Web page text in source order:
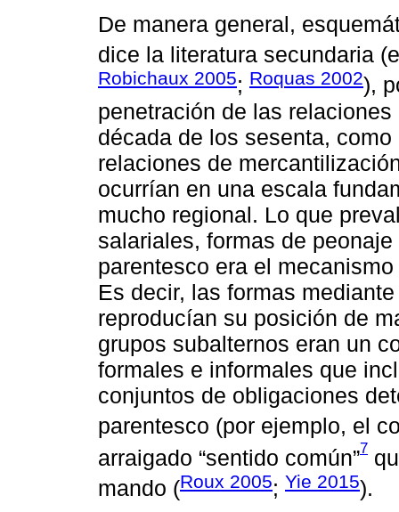
De manera general,
dice la literatura secundaria
Robichaux 2005; Roquas 2002),
penetración de las
década de los sesenta,
relaciones de
ocurrían en una escala
mucho regional. Lo que
salariales, formas de
parentesco era el
Es decir, las formas
reproducían su posición de
grupos subalternos eran un
formales e informales que
conjuntos de obligaciones
parentesco (por ejemplo, el
arraigado “sentido común”7
mando (Roux 2005; Yie 2015).